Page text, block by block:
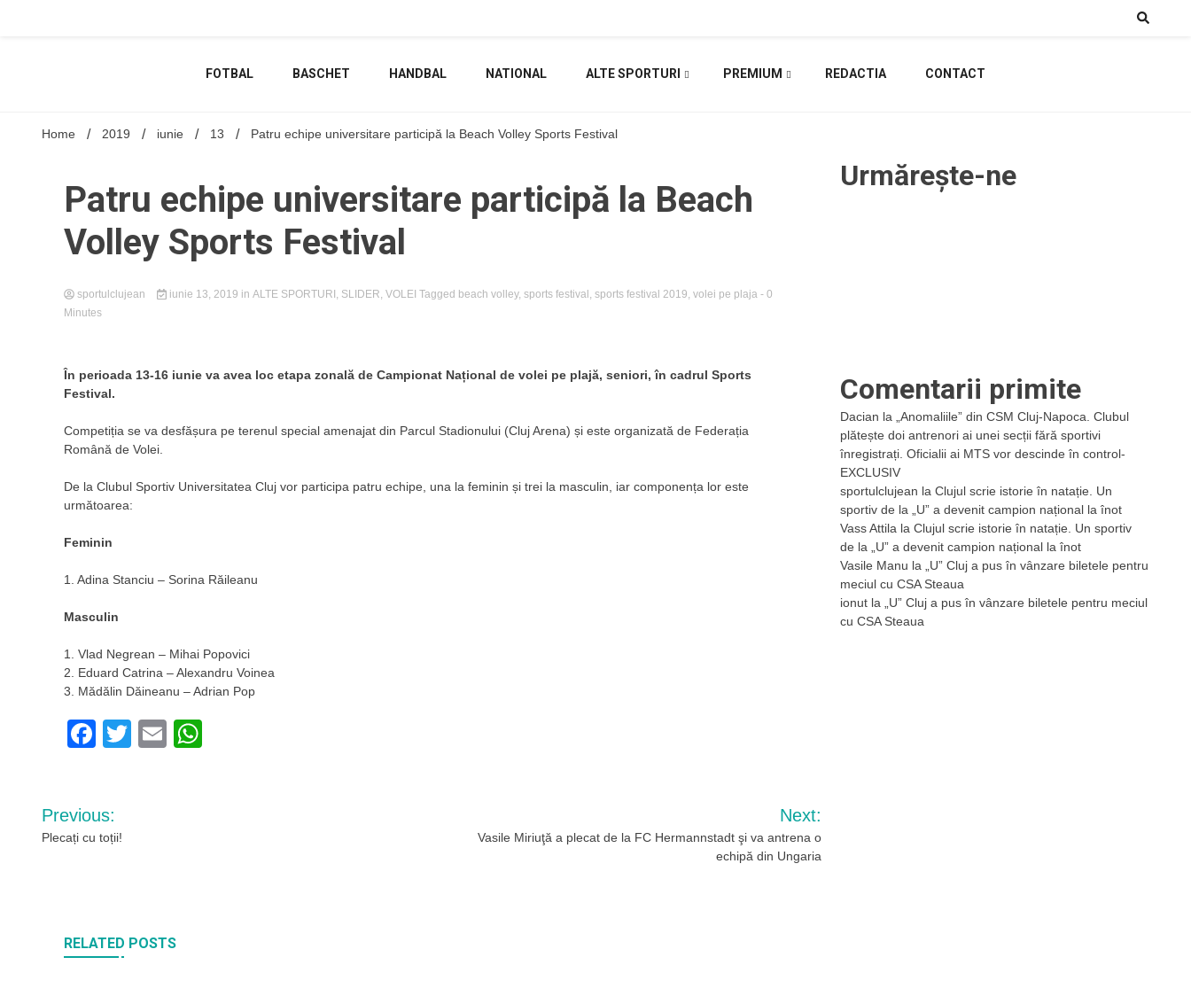
FOTBAL
BASCHET HANDBAL NATIONAL ALTE SPORTURI PREMIUM REDACTIA CONTACT
Home 2019 iunie 13 Patru echipe universitare participă la Beach Volley Sports Festival
Patru echipe universitare participă la Beach
Volley Sports Festival
sportulclujean iunie 13, 2019 in ALTE SPORTURI , SLIDER, VOLEI Tagged beach volley, sports festival , sports festival 2019, volei pe plaja - 0
Minutes
În perioada 13-16 iunie va avea loc etapa zonală de Campionat Național de volei pe plajă, seniori, în cadrul Sports
Festival.
Competiția se va desfășura pe terenul special amenajat din Parcul Stadionului (Cluj Arena) și este organizată de Federația
Română de Volei.
De la Clubul Sportiv Universitatea Cluj vor participa patru echipe, una la feminin și trei la masculin, iar componența lor este
următoarea:
Feminin
1. Adina Stanciu – Sorina Răileanu
Masculin
1. Vlad Negrean – Mihai Popovici
2. Eduard Catrina – Alexandru Voinea
3. Mădălin Dăineanu – Adrian Pop
Facebook
TwitterEmail
Navigare
în
Previous:
Plecați cu toții!
Next:
Vasile Miriuţă a plecat de la FC Hermannstadt şi va antrena o
echipă din Ungaria
RELATED POSTS
Urmărește-ne
Comentarii primite
Dacian la
„Anomaliile” din CSM Cluj-Napoca. Clubul
plătește doi antrenori ai unei secții fără sportivi
înregistrați. Oficialii ai MTS vor descinde în control-
EXCLUSIV
sportulclujean la Clujul scrie istorie în natație. Un
sportiv de la „U” a devenit campion național la înot
Vass Attila la Clujul scrie istorie în natație. Un sportiv
de la „U” a devenit campion național la înot
Vasile Manu la
„U” Cluj a pus în vânzare biletele pentru
meciul cu CSA Steaua
ionut la
„U” Cluj a pus în vânzare biletele pentru meciul
cu CSA Steaua